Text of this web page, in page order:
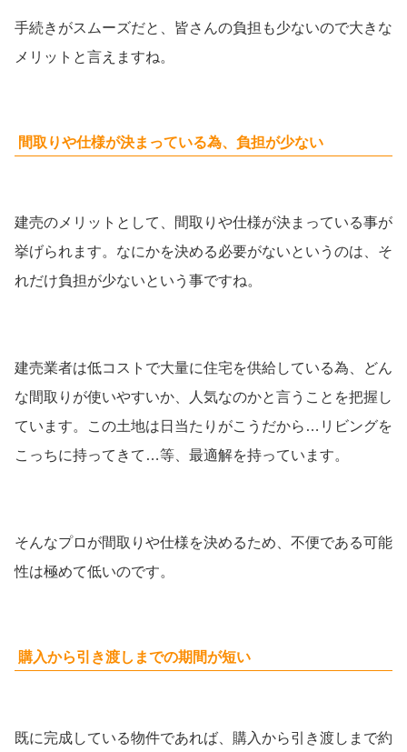
手続きがスムーズだと、皆さんの負担も少ないので大きな
メリットと言えますね。
間取りや仕様が決まっている為、負担が少ない
建売のメリットとして、間取りや仕様が決まっている事が
挙げられます。なにかを決める必要がないというのは、そ
れだけ負担が少ないという事ですね。
建売業者は低コストで大量に住宅を供給している為、どん
な間取りが使いやすいか、人気なのかと言うことを把握し
ています。この土地は日当たりがこうだから…リビングを
こっちに持ってきて…等、最適解を持っています。
そんなプロが間取りや仕様を決めるため、不便である可能
性は極めて低いのです。
購入から引き渡しまでの期間が短い
既に完成している物件であれば、購入から引き渡しまで約